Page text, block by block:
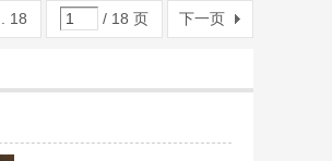
... 18 / 18 页 下一页